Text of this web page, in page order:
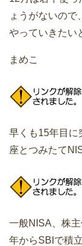
ょうがないので
やっていきたい
まめこ
早くも15年目に
座とつみたて
一般NISA、株
年からSBIで積立